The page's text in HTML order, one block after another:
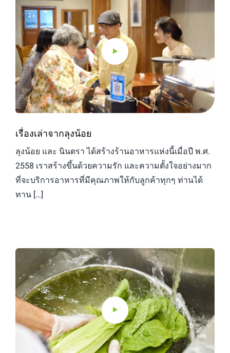
เรื่องเล่าจากลุงน้อย
ลุงน้อย และ นินตรา ได้สร้างร้านอาหารแห่งนี้เมื่อปี พ.ศ.
2558 เราสร้างขึ้นด้วยความรัก และความตั้งใจอย่างมาก
ที่จะบริการอาหารที่มีคุณภาพให้กับลูกค้าทุกๆ ท่านได้
ทาน […]